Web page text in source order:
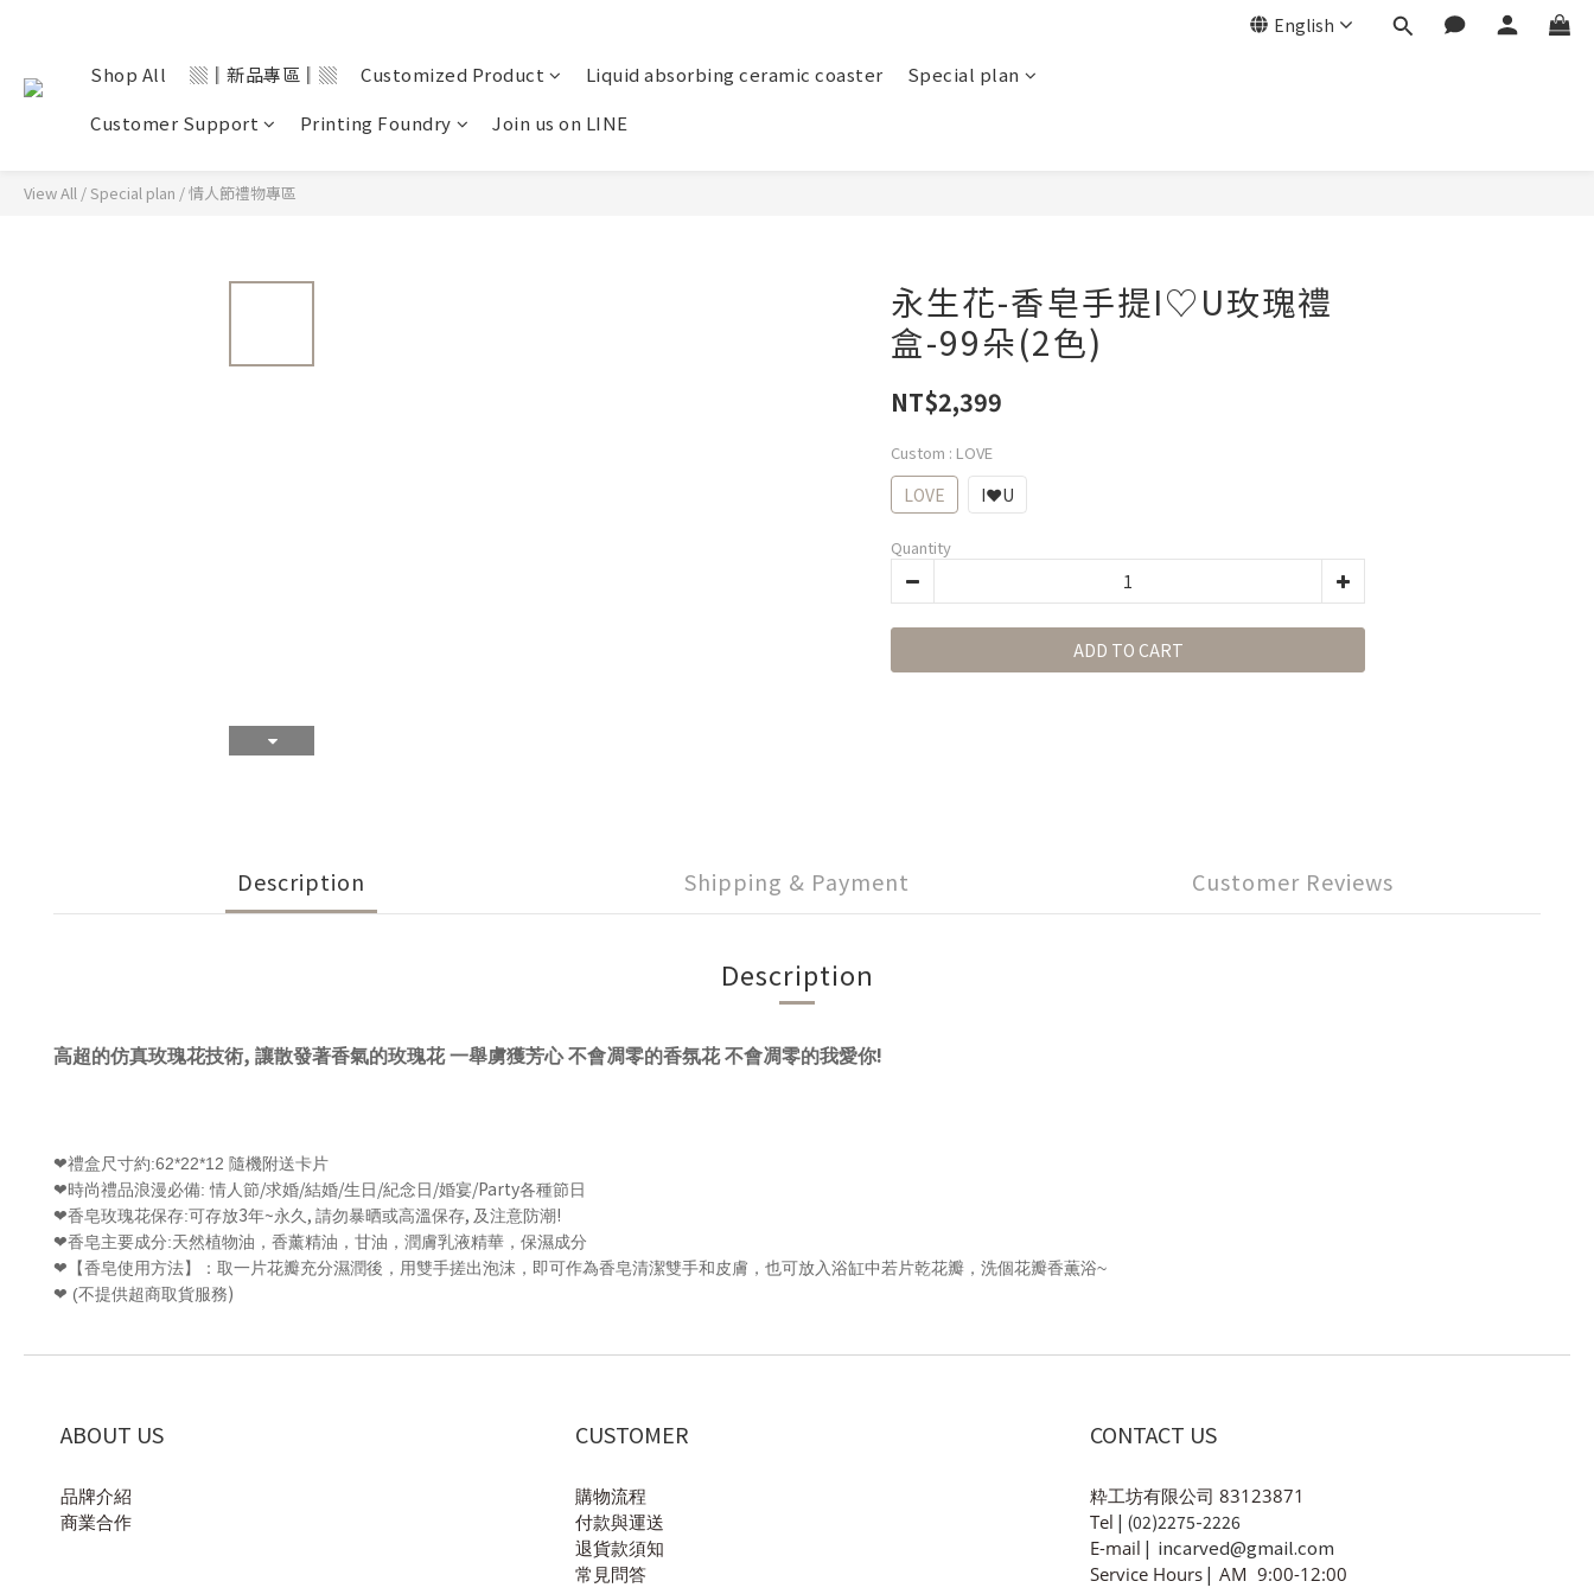
English
Shop All ▒║新品專區║▒ Customized Product Liquid absorbing ceramic coaster
Special plan
Customer Support
Printing Foundry Join us on LINE
View All /Special plan /情人節禮物專區
永生花-香皂手提I♡U玫瑰禮
盒-99朵(2色)
NT$2,399
Custom : LOVE
LOVE I❤U
Quantity
ADD TO CART
Description Shipping & Payment Customer Reviews
Description
高超的仿真玫瑰花技術, 讓散發著香氣的玫瑰花 一舉虜獲芳心 不會凋零的香氛花 不會凋零的我愛你!
❤禮盒尺寸約:62*22*12 隨機附送卡片
❤時尚禮品浪漫必備:情人節/求婚/結婚/生日/紀念日/婚宴/Party各種節日
❤香皂玫瑰花保存:可存放3年~永久 , 請勿暴晒或高溫保存, 及注意防潮!
❤香皂主要成分:天然植物油，香薰精油，甘油，潤膚乳液精華，保濕成分
❤ 【香皂使用方法】：取一片花瓣充分濕潤後，用雙手搓出泡沫，即可作為香皂清潔雙手和皮膚，也可放入浴缸中若片乾花瓣，洗個花瓣香薫浴~
❤ (不提供超商取貨服務)
ABOUT US
品牌介紹
商業合作
CUSTOMER
購物流程
付款與運送
退貨款須知
常見問答
CONTACT US
粋工坊有限公司 83123871
Tel | (02)2275-2226
E-mail | incarved@gmail.com
Service Hours | AM 9:00-12:00